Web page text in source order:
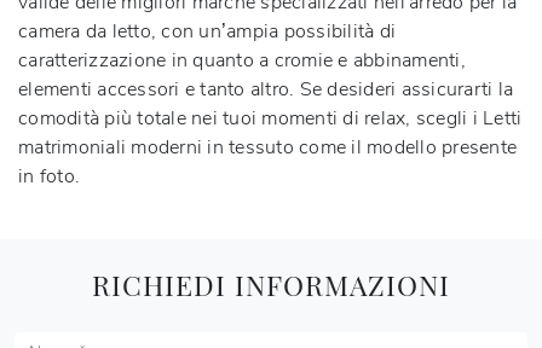
camera da letto, con un’ampia possibilità di
caratterizzazione in quanto a cromie e abbinamenti,
elementi accessori e tanto altro. Se desideri assicurarti la
comodità più totale nei tuoi momenti di relax, scegli i Letti
matrimoniali moderni in tessuto come il modello presente
in foto.
RICHIEDI INFORMAZIONI